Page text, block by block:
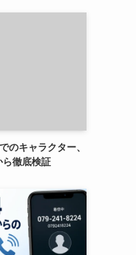
のキャラクター、
ら徹底検証